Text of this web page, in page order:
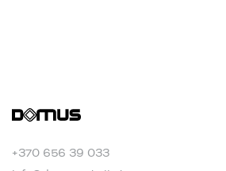
+370 656 39 033